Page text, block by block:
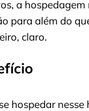
a hospedagem
para além do
claro.
hospedar